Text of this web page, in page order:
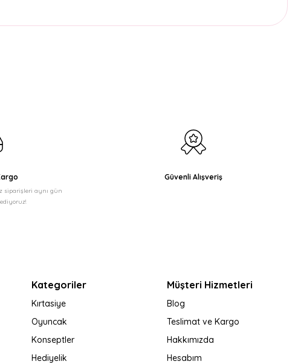
siparişleri aynı gün
Güvenli Alışveriş
Kategoriler
Kırtasiye
Oyuncak
Konseptler
Hediyelik
Müşteri Hizmetleri
Blog
Teslimat ve Kargo
Hakkımızda
Hesabım